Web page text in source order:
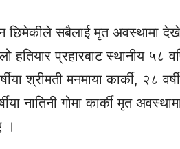
छिमेकीले सबैलाई मृत अवस्थामा
हतियार प्रहारबाट स्थानीय ५८
श्रीमती मनमाया कार्की, २८
नातिनी गोमा कार्की मृत
।